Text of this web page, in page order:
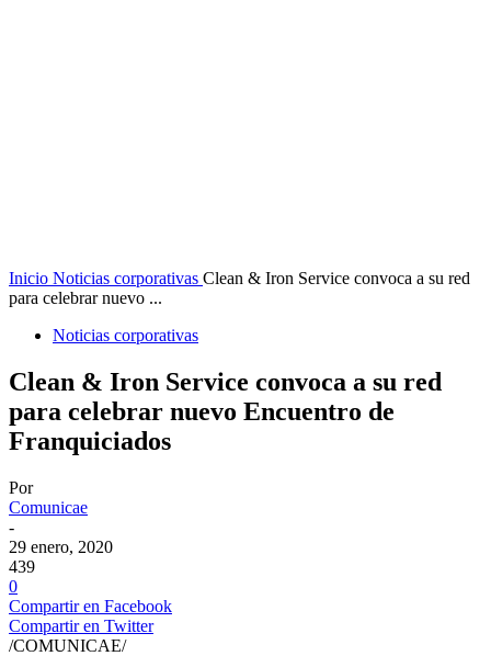
Inicio Noticias corporativas Clean & Iron Service convoca a su red
para celebrar nuevo ...
Noticias corporativas
Clean & Iron Service convoca a su red
para celebrar nuevo Encuentro de
Franquiciados
Por
Comunicae
-
29 enero, 2020
439
0
Compartir en Facebook
Compartir en Twitter
/COMUNICAE/